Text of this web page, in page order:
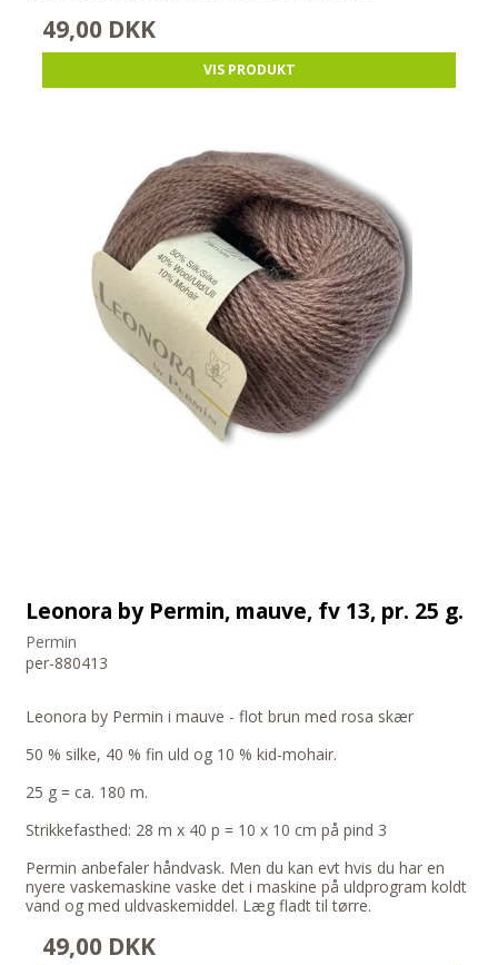
49,00 DKK
VIS PRODUKT
Leonora by Permin, mauve, fv 13, pr. 25 g.
Permin
per-880413
Leonora by Permin i mauve - flot brun med rosa skær
50 % silke, 40 % fin uld og 10 % kid-mohair.
25 g = ca. 180 m.
Strikkefasthed: 28 m x 40 p = 10 x 10 cm på pind 3
Permin anbefaler håndvask. Men du kan evt hvis du har en
nyere vaskemaskine vaske det i maskine på uldprogram koldt
vand og med uldvaskemiddel. Læg fladt til tørre.
49,00 DKK